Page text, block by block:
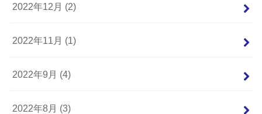
2022年12月 (2)
2022年11月 (1)
2022年9月 (4)
2022年8月 (3)